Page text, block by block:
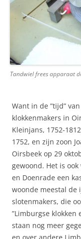
Tandwiel frees apparaat
Want in de ”tijd”
klokkenmakers in
Kleinjans, 1752-
1752, en zijn zoon
Oirsbeek op 29
gewoond. Het is
en Doenrade een
woonde meestal de
slotenmakers, die
”Limburgse klokken
staan nog meer